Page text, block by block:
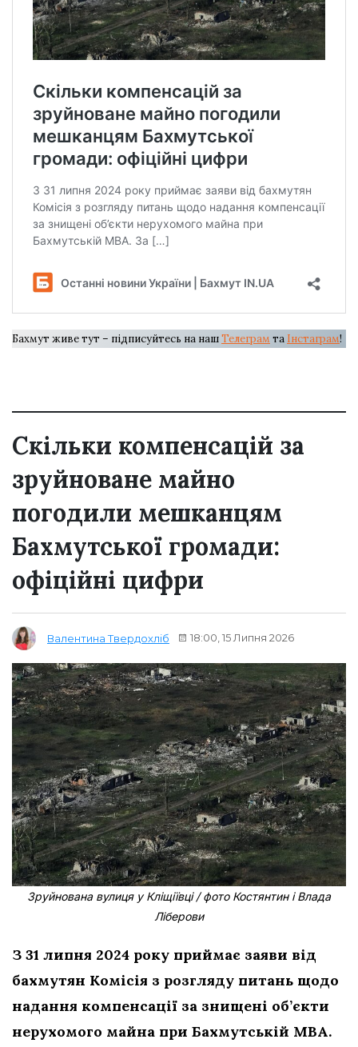
Бахмут живе тут – підписуйтесь на нашТелеграм та Інстаграм!
Скільки компенсацій за
зруйноване майно
погодили мешканцям
Бахмутської громади:
офіційні цифри
Валентина Твердохліб 18:00, 15 Липня 2026
Зруйнована вулиця у Кліщіївці / фото Костянтин і Влада
Ліберови
З 31 липня 2024 року приймає заяви від
бахмутян Комісія з розгляду питань щодо
надання компенсації за знищені об’єкти
нерухомого майна при Бахмутській МВА.